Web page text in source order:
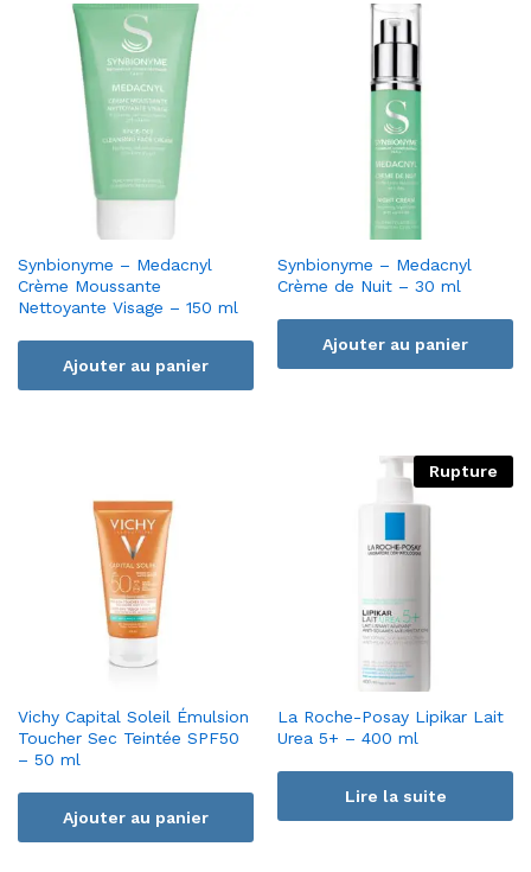
Synbionyme – Medacnyl
Crème Moussante
Nettoyante Visage – 150 ml
Ajouter au panier
Synbionyme – Medacnyl
Crème de Nuit – 30 ml
Ajouter au panier
Vichy Capital Soleil Émulsion
Toucher Sec Teintée SPF50
– 50 ml
Ajouter au panier
Rupture
La Roche-Posay Lipikar Lait
Urea 5+ – 400 ml
Lire la suite